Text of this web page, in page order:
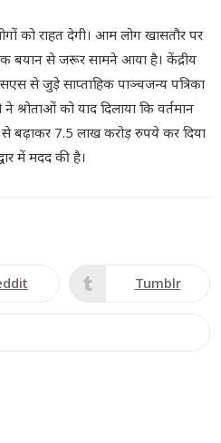
को राहत देगी। आम लोग खासतौर पर
बयान से जरूर सामने आया है। केंद्रीय
से जुड़े साप्ताहिक पाञ्चजन्य पत्रिका
को याद दिलाया कि वर्तमान
से बढ़ाकर 7.5 लाख करोड़ रुपये कर दिया
में मदद की है।
Tumblr